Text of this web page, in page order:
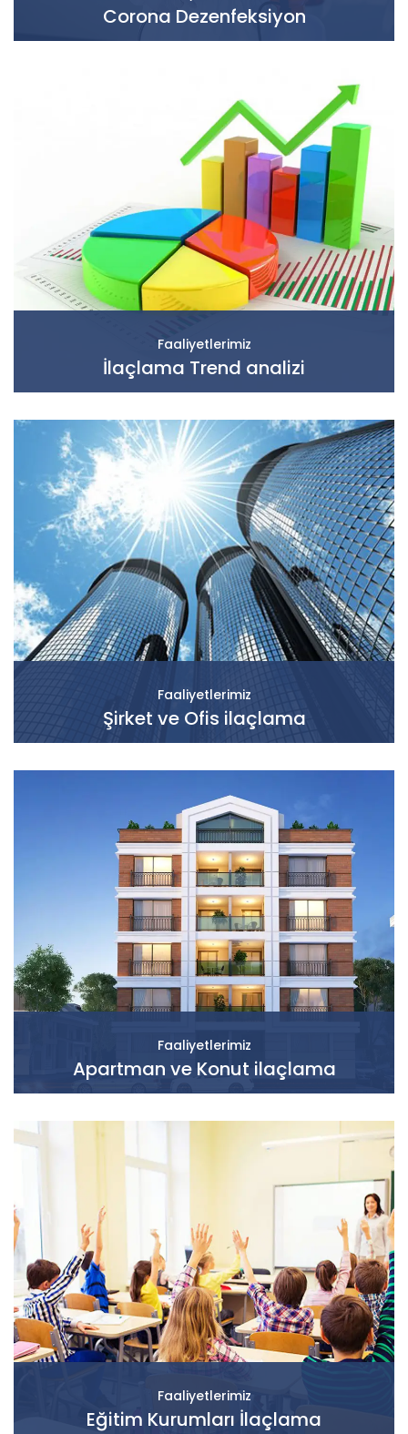
Corona Dezenfeksiyon
Faaliyetlerimiz
İlaçlama Trend analizi
Faaliyetlerimiz
Şirket ve Ofis ilaçlama
Faaliyetlerimiz
Apartman ve Konut ilaçlama
Faaliyetlerimiz
Eğitim Kurumları İlaçlama